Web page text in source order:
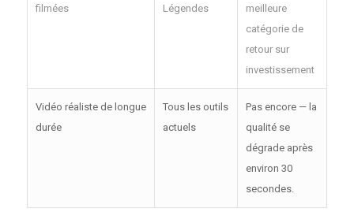
filmées
Légendes
meilleure
catégorie de
retour sur
investissement
Vidéo réaliste de longue
durée
Tous les outils
actuels
Pas encore — la
qualité se
dégrade après
environ 30
secondes.